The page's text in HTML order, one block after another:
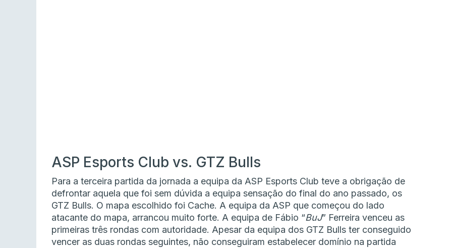
ASP Esports Club vs. GTZ Bulls
Para a terceira partida da jornada a equipa da ASP Esports Club teve a obrigação de
defrontar aquela que foi sem dúvida a equipa sensação do final do ano passado, os
GTZ Bulls. O mapa escolhido foi Cache. A equipa da ASP que começou do lado
atacante do mapa, arrancou muito forte. A equipa de Fábio “BuJ” Ferreira venceu as
primeiras três rondas com autoridade. Apesar da equipa dos GTZ Bulls ter conseguido
vencer as duas rondas seguintes, não conseguiram estabelecer domínio na partida